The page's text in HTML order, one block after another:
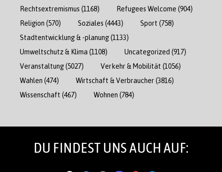
Rechtsextremismus (1168) Refugees Welcome (904)
Religion (570) Soziales (4443) Sport (758)
Stadtentwicklung & -planung(1133)
Umweltschutz & Klima (1108) Uncategorized (917)
Veranstaltung(5027) Verkehr & Mobilität (1056)
Wahlen (474) Wirtschaft & Verbraucher(3816)
Wissenschaft (467) Wohnen (784)
DU FINDEST UNS AUCH AUF: